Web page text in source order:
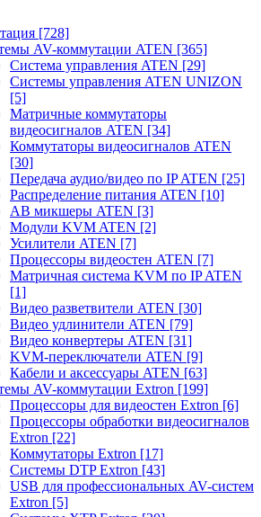
[728]
AV-коммутации ATEN [365]
Система управления ATEN [29]
Системы управления ATEN UNIZON
[5]
Матричные коммутаторы
видеосигналов ATEN [34]
Коммутаторы видеосигналов ATEN
[30]
Передача аудио/видео по IP ATEN [25]
Распределение питания ATEN [10]
АВ микшеры ATEN [3]
Модули KVM ATEN [2]
Усилители ATEN [7]
Процессоры видеостен ATEN [7]
Матричная система KVM по IP ATEN
[1]
Видео разветвители ATEN [30]
Видео удлинители ATEN [79]
Видео конвертеры ATEN [31]
KVM-переключатели ATEN [9]
Кабели и аксессуары ATEN [63]
AV-коммутации Extron [199]
Процессоры для видеостен Extron [6]
Процессоры обработки видеосигналов
Extron [22]
Коммутаторы Extron [17]
Системы DTP Extron [43]
USB для профессиональных AV-систем
Extron [5]